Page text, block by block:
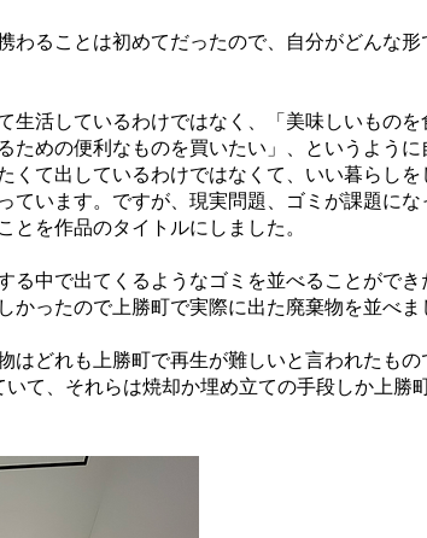
ることは初めてだったので、自分がどんな形
活しているわけではなく、「美味しいもの
ための便利なものを買いたい」、というように
くて出しているわけではなくて、いい暮らし
ています。ですが、現実問題、ゴミが課題に
とを作品のタイトルにしました。
中で出てくるようなゴミを並べることができ
かったので上勝町で実際に出た廃棄物を並べま
どれも上勝町で再生が難しいと言われたも
て、それらは焼却か埋め立ての手段しか上勝